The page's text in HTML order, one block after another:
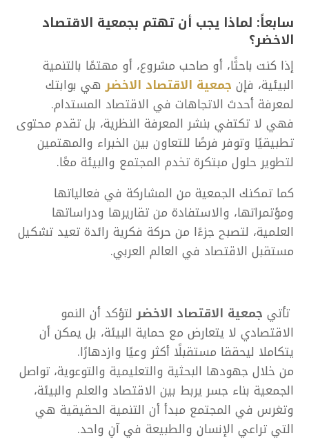
سابعاً: لماذا يجب أن تهتم بجمعية الاقتصاد
الاخضر؟
إذا كنت باحثًا، أو صاحب مشروع، أو مهتمًا بالتنمية
البيئية، فإن جمعية الاقتصاد الاخضرهي بوابتك
لمعرفة أحدث الاتجاهات في الاقتصاد المستدام.
فهي لا تكتفي بنشر المعرفة النظرية، بل تقدم محتوى
تطبيقيًا وتوفر فرصًا للتعاون بين الخبراء والمهتمين
لتطوير حلول مبتكرة تخدم المجتمع والبيئة معًا.
كما تمكنك الجمعية من المشاركة في فعالياتها
ومؤتمراتها، والاستفادة من تقاريرها ودراساتها
العلمية، لتصبح جزءًا من حركة فكرية رائدة تعيد تشكيل
مستقبل الاقتصاد في العالم العربي.
تأتي جمعية الاقتصاد الاخضرلتؤكد أن النمو
الاقتصادي لا يتعارض مع حماية البيئة، بل يمكن أن
يتكاملا ليحققا مستقبلًا أكثر وعيًا وازدهارًا.
من خلال جهودها البحثية والتعليمية والتوعوية، تواصل
الجمعية بناء جسر يربط بين الاقتصاد والعلم والبيئة،
وتغرس في المجتمع مبدأ أن التنمية الحقيقية هي
التي تراعي الإنسان والطبيعة في آنٍ واحد.